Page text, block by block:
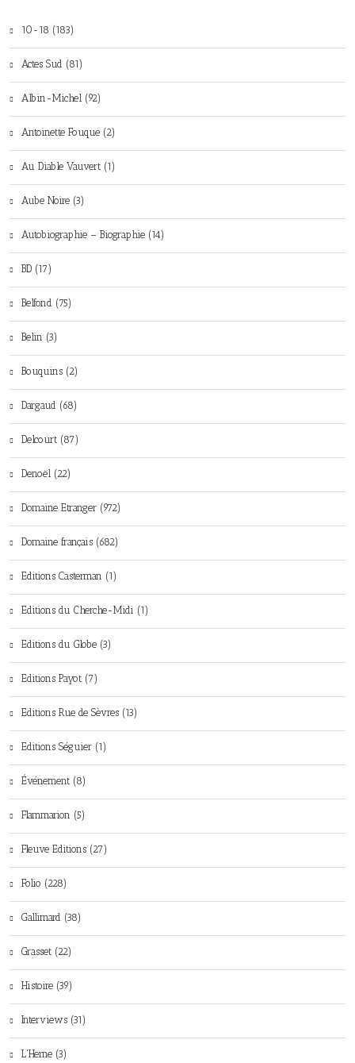
10-18 (183)
Actes Sud (81)
Albin-Michel (92)
Antoinette Fouque (2)
Au Diable Vauvert (1)
Aube Noire (3)
Autobiographie – Biographie (14)
BD (17)
Belfond (75)
Belin (3)
Bouquins (2)
Dargaud (68)
Delcourt (87)
Denoël (22)
Domaine Etranger (972)
Domaine français (682)
Editions Casterman (1)
Editions du Cherche-Midi (1)
Editions du Globe (3)
Editions Payot (7)
Editions Rue de Sèvres (13)
Editions Séguier (1)
Événement (8)
Flammarion (5)
Fleuve Editions (27)
Folio (228)
Gallimard (38)
Grasset (22)
Histoire (39)
Interviews (31)
L'Herne (3)